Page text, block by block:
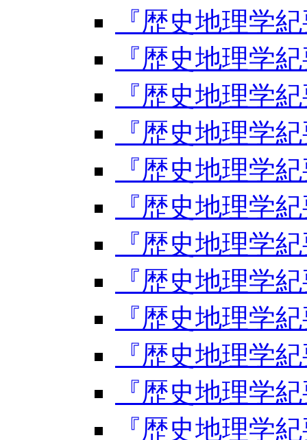
『歴史地理学
『歴史地理学
『歴史地理学
『歴史地理学
『歴史地理学
『歴史地理学
『歴史地理学
『歴史地理学
『歴史地理学
『歴史地理学
『歴史地理学
『歴史地理学